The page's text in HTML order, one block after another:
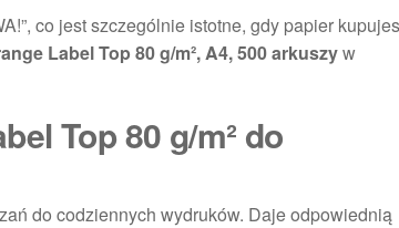
co jest szczególnie istotne, gdy papier
Label Top 80 g/m², A4, 500 arkuszyw
Top 80 g/m² do
do codziennych wydruków. Daje odpowiednią